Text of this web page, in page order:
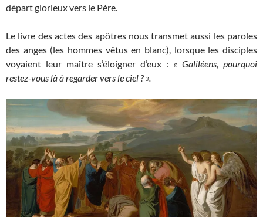
départ glorieux vers le Père.
Le livre des actes des apôtres nous transmet aussi les paroles
des anges (les hommes vêtus en blanc), lorsque les disciples
voyaient leur maître s’éloigner d’eux : « Galiléens, pourquoi
restez-vous là à regarder vers le ciel ? ».